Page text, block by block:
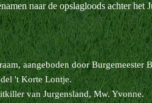
naar de opslagloods achter het
aangeboden door Burgemeester
't Korte Lontje.
van Jurgensland, Mw. Yvonne.